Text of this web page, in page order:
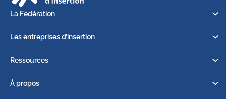
La Fédération
Les entreprises d’insertion
Ressources
À propos